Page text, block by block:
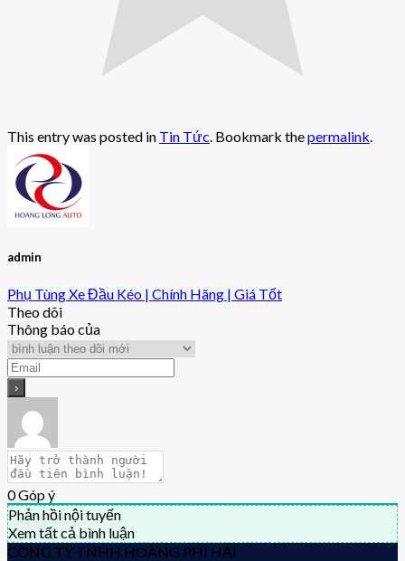
This entry was posted in Tin Tức. Bookmark thepermalink.
admin
Phụ Tùng Xe Đầu Kéo | Chính Hãng | Giá Tốt
Theo dõi
Thông báo của
0Góp ý
Phản hồi nội tuyến
Xem tất cả bình luận
CÔNG TY TNHH HOÀNG PHI HẢI